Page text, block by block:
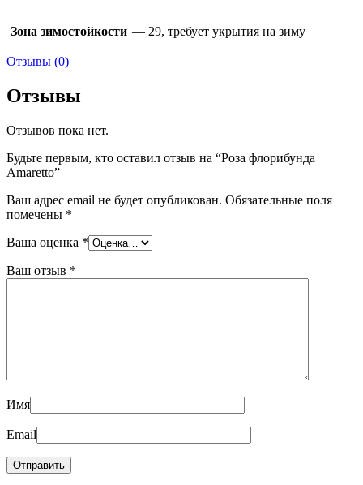
Зона зимостойкости — 29, требует укрытия на зиму
Отзывы (0)
Отзывы
Отзывов пока нет.
Будьте первым, кто оставил отзыв на “Роза флорибунда
Amaretto”
Ваш адрес email не будет опубликован. Обязательные поля
помечены *
Ваша оценка *
Ваш отзыв *
Имя
Email